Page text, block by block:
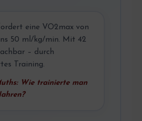
eine VO2max von
50 ml/kg/min. Mit 42
– durch
Training.
Wie trainierte man